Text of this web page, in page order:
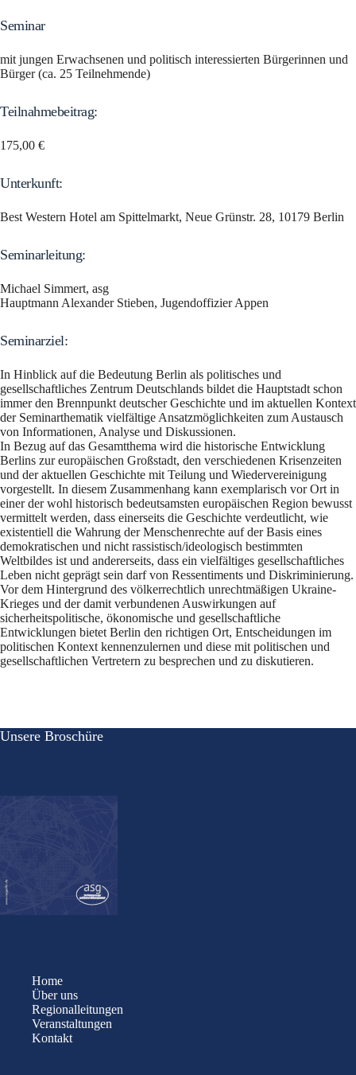
Seminar
mit jungen Erwachsenen und politisch interessierten Bürgerinnen und
Bürger (ca. 25 Teilnehmende)
Teilnahmebeitrag:
175,00 €
Unterkunft:
Best Western Hotel am Spittelmarkt, Neue Grünstr. 28, 10179 Berlin
Seminarleitung:
Michael Simmert, asg
Hauptmann Alexander Stieben, Jugendoffizier Appen
Seminarziel:
In Hinblick auf die Bedeutung Berlin als politisches und
gesellschaftliches Zentrum Deutschlands bildet die Hauptstadt schon
immer den Brennpunkt deutscher Geschichte und im aktuellen Kontext
der Seminarthematik vielfältige Ansatzmöglichkeiten zum Austausch
von Informationen, Analyse und Diskussionen.
In Bezug auf das Gesamtthema wird die historische Entwicklung
Berlins zur europäischen Großstadt, den verschiedenen Krisenzeiten
und der aktuellen Geschichte mit Teilung und Wiedervereinigung
vorgestellt. In diesem Zusammenhang kann exemplarisch vor Ort in
einer der wohl historisch bedeutsamsten europäischen Region bewusst
vermittelt werden, dass einerseits die Geschichte verdeutlicht, wie
existentiell die Wahrung der Menschenrechte auf der Basis eines
demokratischen und nicht rassistisch/ideologisch bestimmten
Weltbildes ist und andererseits, dass ein vielfältiges gesellschaftliches
Leben nicht geprägt sein darf von Ressentiments und Diskriminierung.
Vor dem Hintergrund des völkerrechtlich unrechtmäßigen Ukraine-
Krieges und der damit verbundenen Auswirkungen auf
sicherheitspolitische, ökonomische und gesellschaftliche
Entwicklungen bietet Berlin den richtigen Ort, Entscheidungen im
politischen Kontext kennenzulernen und diese mit politischen und
gesellschaftlichen Vertretern zu besprechen und zu diskutieren.
Unsere Broschüre
Home
Über uns
Regionalleitungen
Veranstaltungen
Kontakt